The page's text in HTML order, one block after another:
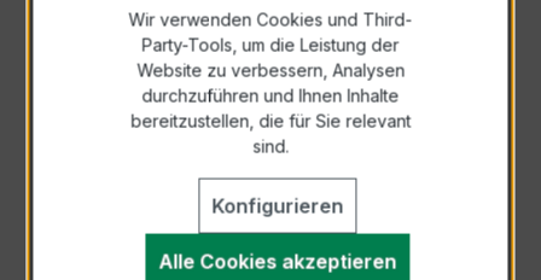
Zur Sammelanfrage hinzufügen
Anfrage telefonisch
Als PDF exportieren
Wir verwenden Cookies und Third-
Party-Tools, um die Leistung der
Website zu verbessern, Analysen
durchzuführen und Ihnen Inhalte
bereitzustellen, die für Sie relevant
sind.
Konfigurieren
Alle Cookies akzeptieren